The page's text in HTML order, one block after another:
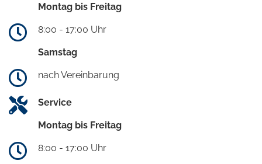
Montag bis Freitag
8:00 - 17:00 Uhr
Samstag
nach Vereinbarung
Service
Montag bis Freitag
8:00 - 17:00 Uhr